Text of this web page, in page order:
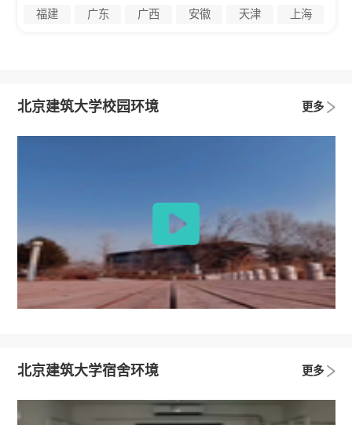
福建 广东 广西 安徽 天津 上海
北京建筑大学校园环境 更多
北京建筑大学宿舍环境 更多